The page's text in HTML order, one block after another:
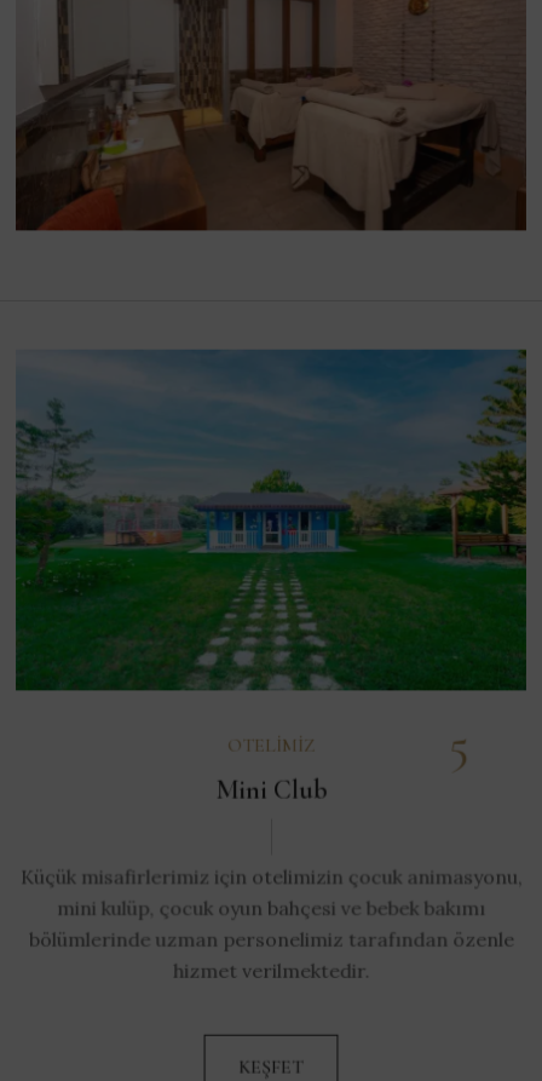
OTELIMIZ
Mini Club
Küçük misafirlerimiz için otelimizin çocuk animasyonu,
mini kulüp, çocuk oyun bahçesi ve bebek bakımı
bölümlerinde uzman personelimiz tarafından özenle
hizmet verilmektedir.
KEŞFET
5